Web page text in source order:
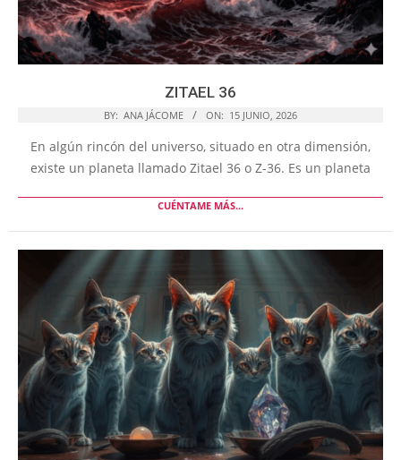
ZITAEL 36
BY: ANA JÁCOME ON: 15 JUNIO, 2026
En algún rincón del universo, situado en otra dimensión,
existe un planeta llamado Zitael 36 o Z-36. Es un planeta
CUÉNTAME MÁS...